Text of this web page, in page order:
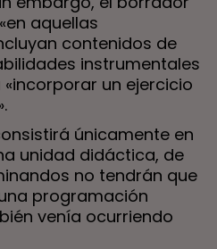
aquellas
contenidos de
instrumentales
un ejercicio
únicamente en
unidad didáctica, de
no tendrán que
programación
venía ocurriendo